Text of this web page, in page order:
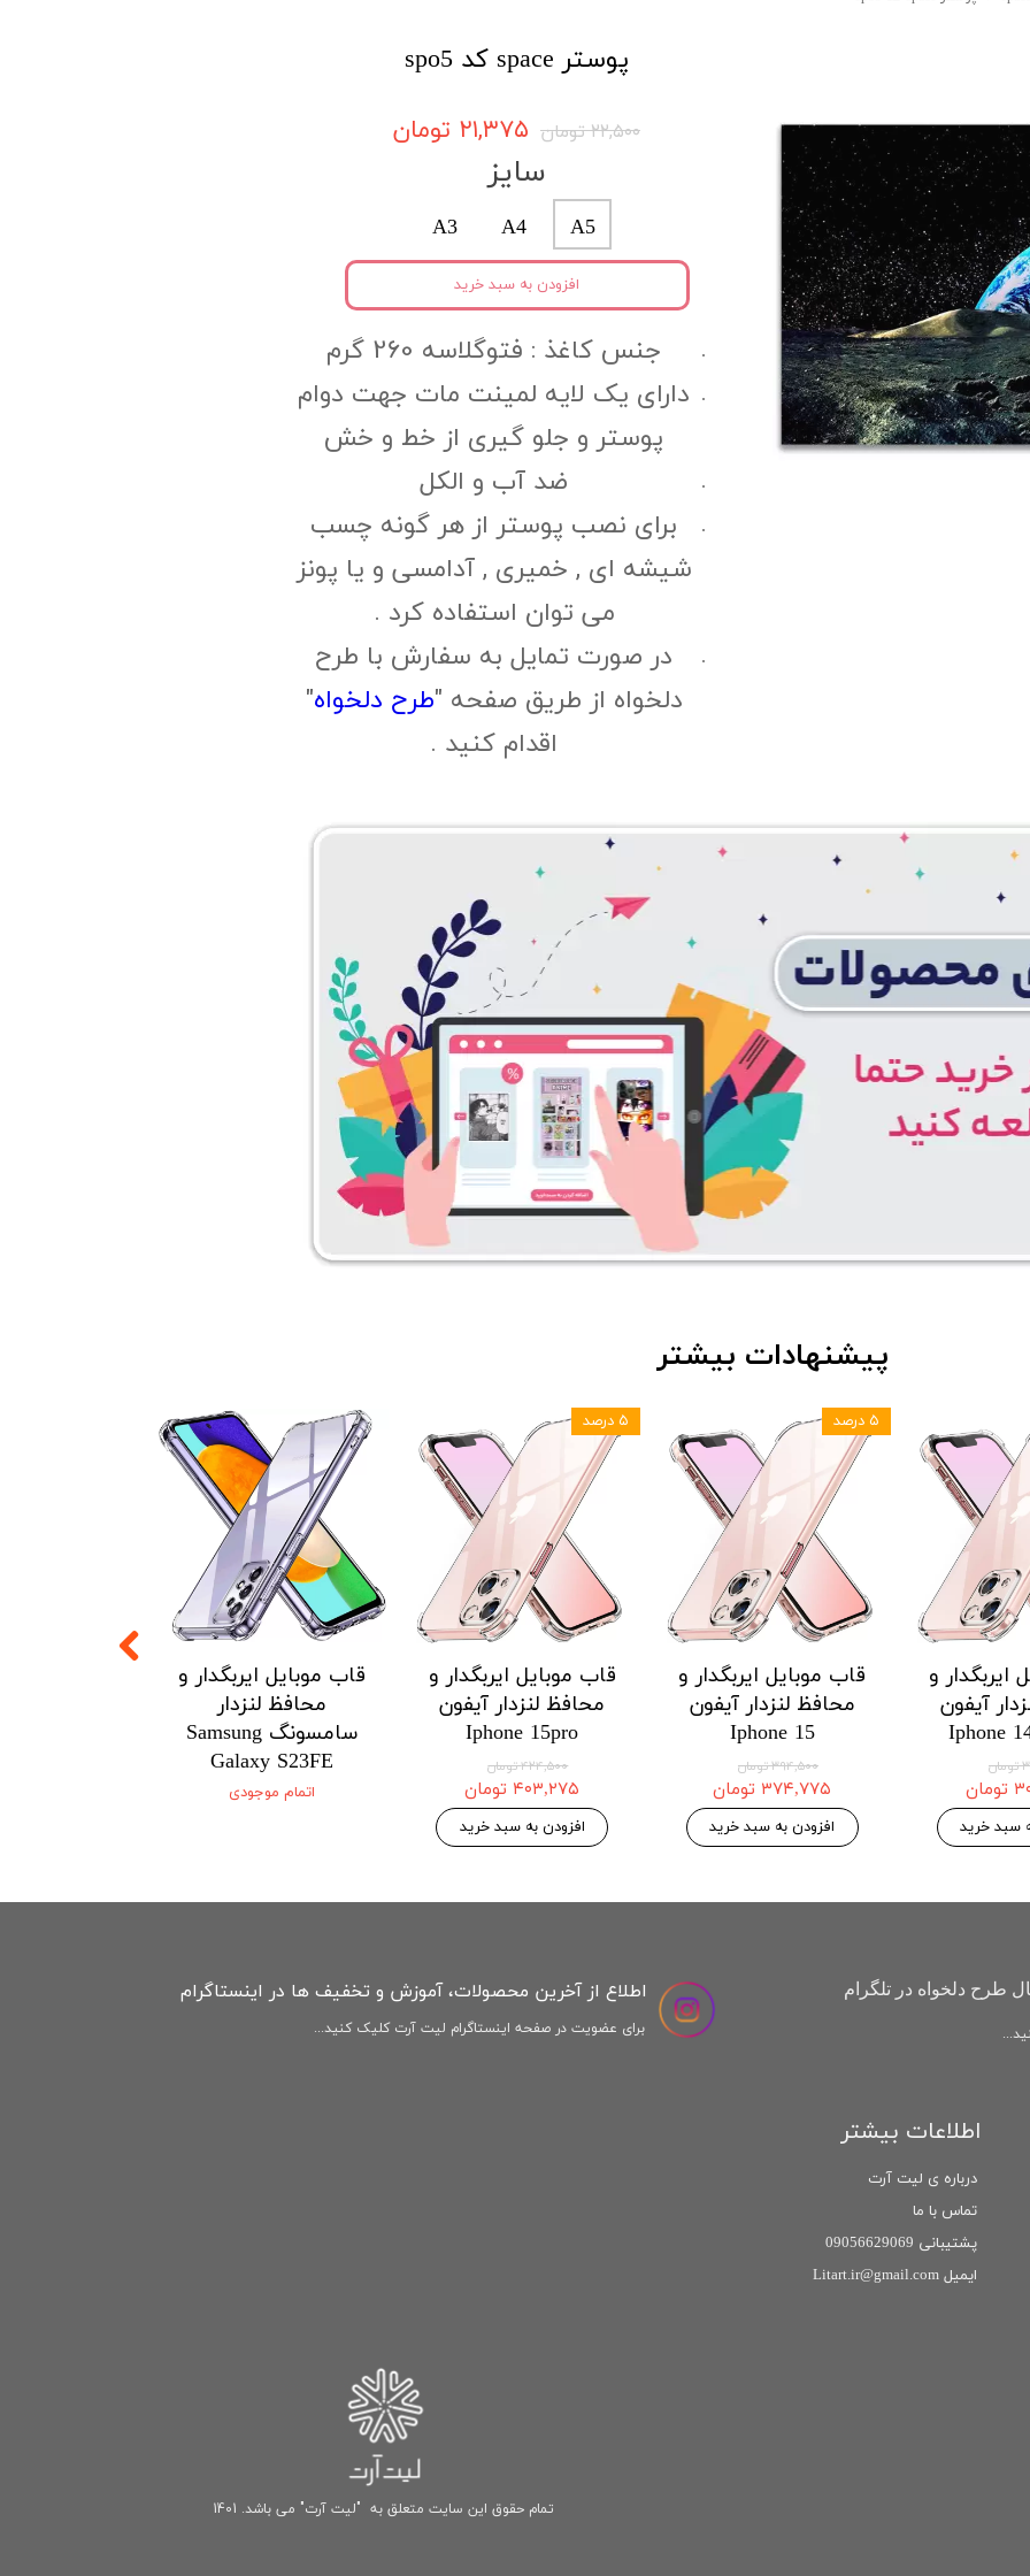
پوستر space کد spo5
۲۲,۵۰۰ تومان ۲۱,۳۷۵ تومان
جنس کاغذ :‌ فتوگلاسه 260 گرم
دارای یک لایه لمینت مات جهت دوام
پوستر و جلو گیری از خط و خش
ضد آب و الکل
برای نصب پوستر از هر گونه چسب
شیشه ای , خمیری , آدامسی و یا پونز
می توان استفاده کرد .
در صورت تمایل به سفارش با طرح
دلخواه از طریق صفحه "طرح دلخواه"
اقدام کنید .
سایز
A5
A4
A3
افزودن به سبد خرید
قاب موبایل ایربگدار و
محافظ لنزدار
سامسونگ Samsung
Galaxy S23FE
اتمام موجودی
قاب موبایل ایربگدار و
محافظ لنزدار آیفون
Iphone 15pro
۴۲۴,۵۰۰ تومان
۴۰۳,۲۷۵ تومان
افزودن به سبد خرید
۵ درصد
قاب موبایل ایربگدار و
محافظ لنزدار آیفون
Iphone 15
۳۹۴,۵۰۰ تومان
۳۷۴,۷۷۵ تومان
افزودن به سبد خرید
۵ درصد
ایربگدار و
آیفون
Iphone
سبد خرید
پیشنهادات بیشتر
طرح دلخواه در تلگرام
اطلاعات بیشتر
درباره ی لیت آرت
تماس با ما
پشتیبانی 09056629069
ایمیل Litart.ir@gmail.com
تمام حقوق این سایت متعلق به "لیت آرت" می باشد. 1401
اطلاع از آخرین محصولات، آموزش و تخفیف ها در اینستاگرام
برای عضویت در صفحه اینستاگرام لیت آرت کلیک کنید...